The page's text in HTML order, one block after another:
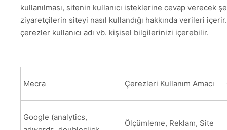
kullanılması, sitenin kullanıcı isteklerine cevap verecek
ziyaretçilerin siteyi nasıl kullandığı hakkında verileri
çerezler kullanıcı adı vb. kişisel bilgilerinizi içerebilir.
Mecra Çerezleri Kullanım Amacı
Google (analytics,
Ölçümleme, Reklam, Site